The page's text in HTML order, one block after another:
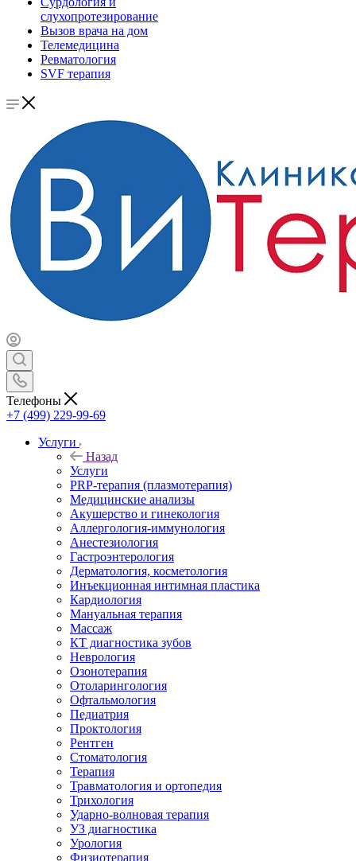
слухопротезирование
Вызов врача на дом
Телемедицина
Ревматология
SVF терапия
Телефоны
+7 (499) 229-99-69
Услуги
Назад
Услуги
PRP-терапия (плазмотерапия)
Медицинские анализы
Акушерство и гинекология
Аллергология-иммунология
Анестезиология
Гастроэнтерология
Дерматология, косметология
Инъекционная интимная пластика
Кардиология
Мануальная терапия
Массаж
КТ диагностика зубов
Неврология
Озонотерапия
Отоларингология
Офтальмология
Педиатрия
Проктология
Рентген
Стоматология
Терапия
Травматология и ортопедия
Трихология
Ударно-волновая терапия
УЗ диагностика
Урология
Физиотерапия